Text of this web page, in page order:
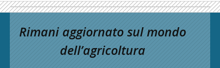
Rimani aggiornato sul mondo
dell’agricoltura